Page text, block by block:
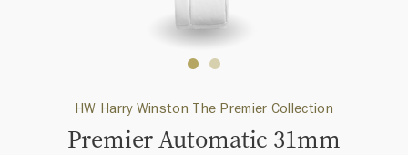
HW Harry Winston The Premier Collection
Premier Automatic 31mm